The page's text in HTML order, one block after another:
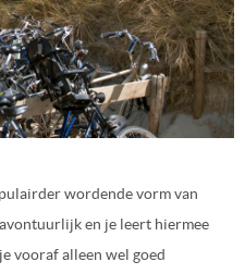
wordende vorm van
en je leert hiermee
vooraf alleen wel goed